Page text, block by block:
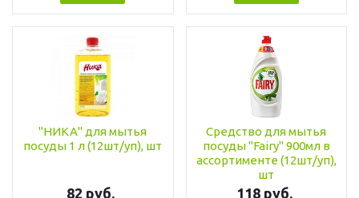
"НИКА" для мытья
посуды 1 л (12шт/уп), шт
82 руб.
Средство для мытья
посуды "Fairy" 900мл в
ассортименте (12шт/уп),
шт
118 руб.